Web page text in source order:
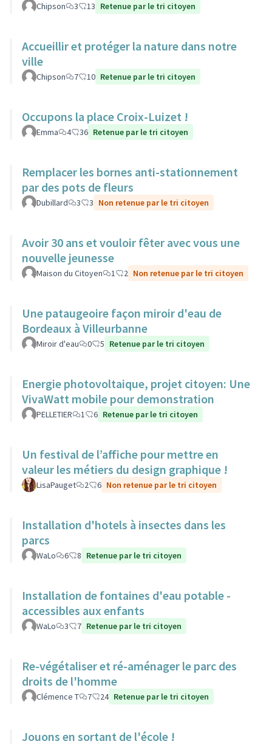
Chipson 3 13 Retenue par le tri citoyen
Accueillir et protéger la nature dans notre
ville
Chipson 7 10 Retenue par le tri citoyen
Occupons la place Croix-Luizet !
Emma 4 36 Retenue par le tri citoyen
Remplacer les bornes anti-stationnement
par des pots de fleurs
Dubillard 3 3 Non retenue par le tri citoyen
Avoir 30 ans et vouloir fêter avec vous une
nouvelle jeunesse
Maison du Citoyen 1 2 Non retenue par le tri citoyen
Une pataugeoire façon miroir d'eau de
Bordeaux à Villeurbanne
Miroir d'eau 0 5 Retenue par le tri citoyen
Energie photovoltaique, projet citoyen: Une
VivaWatt mobile pour demonstration
PELLETIER 1 6 Retenue par le tri citoyen
Un festival de l’affiche pour mettre en
valeur les métiers du design graphique !
LisaPauget 2 6 Non retenue par le tri citoyen
Installation d'hotels à insectes dans les
parcs
WaLo 6 8 Retenue par le tri citoyen
Installation de fontaines d'eau potable -
accessibles aux enfants
WaLo 3 7 Retenue par le tri citoyen
Re-végétaliser et ré-aménager le parc des
droits de l'homme
Clémence T 7 24 Retenue par le tri citoyen
Jouons en sortant de l'école !